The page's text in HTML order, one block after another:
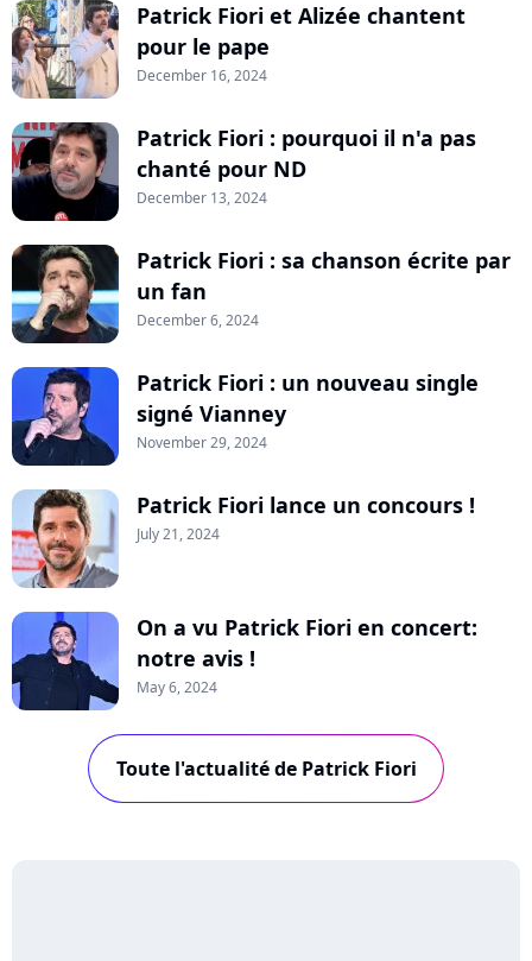
Patrick Fiori et Alizée chantent
pour le pape
December 16, 2024
Patrick Fiori : pourquoi il n'a pas
chanté pour ND
December 13, 2024
Patrick Fiori : sa chanson écrite par
un fan
December 6, 2024
Patrick Fiori : un nouveau single
signé Vianney
November 29, 2024
Patrick Fiori lance un concours !
July 21, 2024
On a vu Patrick Fiori en concert:
notre avis !
May 6, 2024
Toute l'actualité de Patrick Fiori